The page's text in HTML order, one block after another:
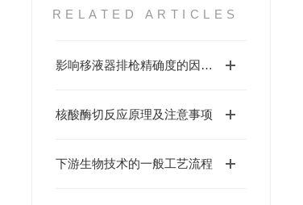
RELATED ARTICLES
影响移液器排枪精确度的因素有哪些？
核酸酶切反应原理及注意事项
下游生物技术的一般工艺流程